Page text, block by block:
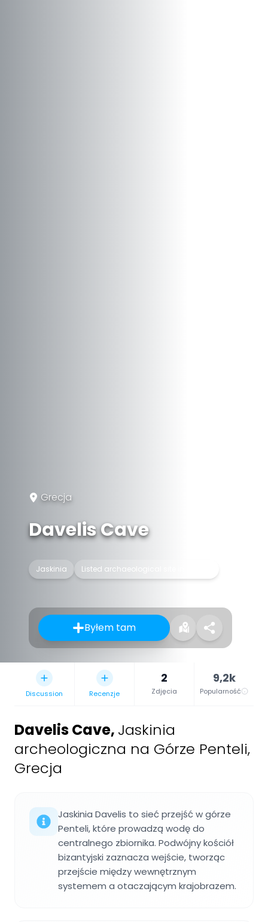
Grecja
Davelis Cave
Jaskinia Listed archaeological site in Greece
Byłem tam
Discussion Recenzje
2
Zdjęcia
9,2k
Popularność
Davelis Cave, Jaskinia
archeologiczna na Górze Penteli,
Grecja
Jaskinia Davelis to sieć przejść w górze
Penteli, które prowadzą wodę do
centralnego zbiornika. Podwójny kościół
bizantyjski zaznacza wejście, tworząc
przejście między wewnętrznym
systemem a otaczającym krajobrazem.